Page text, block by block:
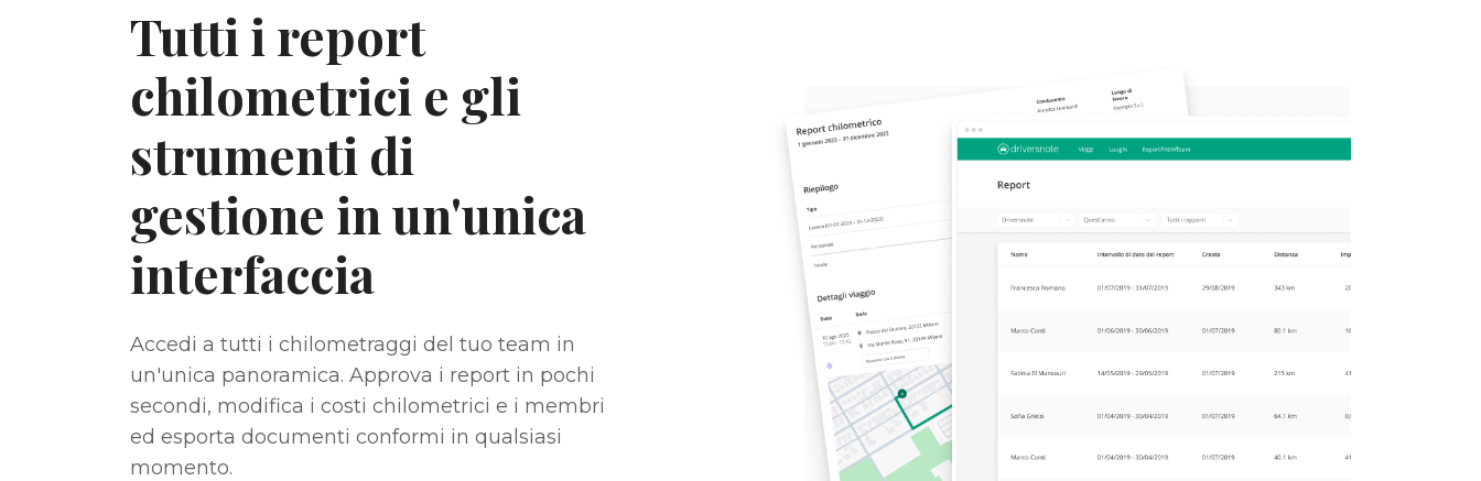
Tutti i report
chilometrici e gli
strumenti di
gestione in un'unica
interfaccia
Accedi a tutti i chilometraggi del tuo team in
un'unica panoramica. Approva i report in pochi
secondi, modifica i costi chilometrici e i membri
ed esporta documenti conformi in qualsiasi
momento.